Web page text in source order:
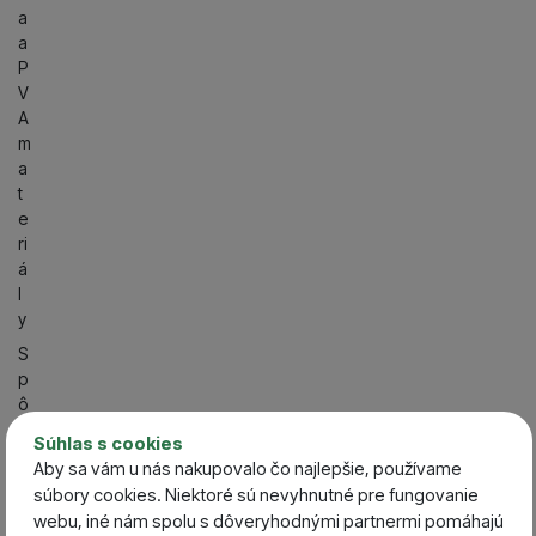
Súhlas s cookies
Aby sa vám u nás nakupovalo čo najlepšie, používame
súbory cookies. Niektoré sú nevyhnutné pre fungovanie
webu, iné nám spolu s dôveryhodnými partnermi pomáhajú
a
a
P
V
A
m
a
t
e
ri
á
l
y
S
p
ô